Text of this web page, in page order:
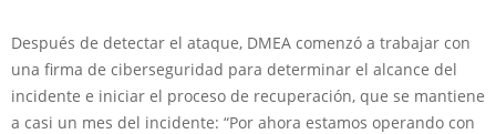
Después de detectar el ataque, DMEA comenzó a trabajar con
una firma de ciberseguridad para determinar el alcance del
incidente e iniciar el proceso de recuperación, que se mantiene
a casi un mes del incidente: “Por ahora estamos operando con